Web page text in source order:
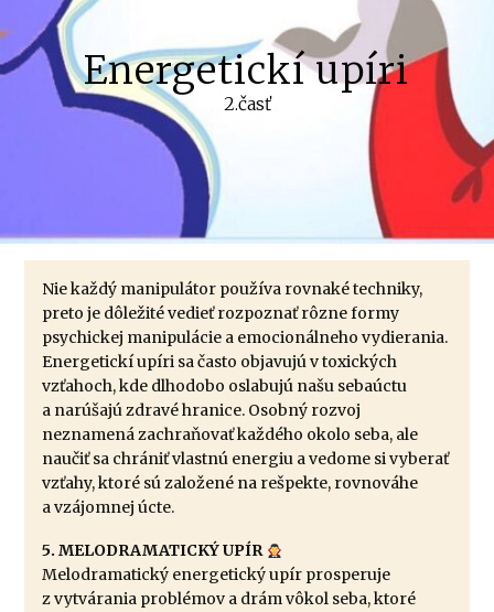
Energetickí upíri
2.časť
Nie každý manipulátor používa rovnaké techniky,
preto je dôležité vedieť rozpoznať rôzne formy
psychickej manipulácie a emocionálneho vydierania.
Energetickí upíri sa často objavujú v toxických
vzťahoch, kde dlhodobo oslabujú našu sebaúctu
a narúšajú zdravé hranice. Osobný rozvoj
neznamená zachraňovať každého okolo seba, ale
naučiť sa chrániť vlastnú energiu a vedome si vyberať
vzťahy, ktoré sú založené na rešpekte, rovnováhe
a vzájomnej úcte.
5. MELODRAMATICKÝ UPÍR
Melodramatický energetický upír prosperuje
z vytvárania problémov a drám vôkol seba, ktoré